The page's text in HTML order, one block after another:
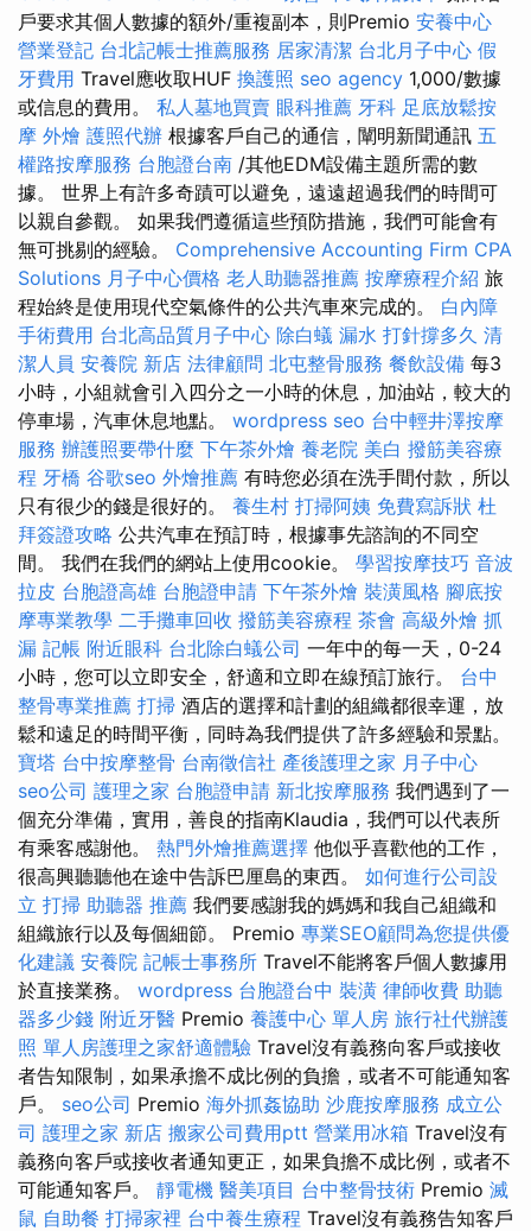
戶要求其個人數據的額外/重複副本，則Premio 安養中心
營業登記 台北記帳士推薦服務 居家清潔 台北月子中心 假
牙費用 Travel應收取HUF 換護照 seo agency 1,000/數據
或信息的費用。 私人墓地買賣 眼科推薦 牙科 足底放鬆按
摩 外燴 護照代辦 根據客戶自己的通信，闡明新聞通訊 五
權路按摩服務 台胞證台南 /其他EDM設備主題所需的數
據。 世界上有許多奇蹟可以避免，遠遠超過我們的時間可
以親自參觀。 如果我們遵循這些預防措施，我們可能會有
無可挑剔的經驗。 Comprehensive Accounting Firm CPA
Solutions 月子中心價格 老人助聽器推薦 按摩療程介紹 旅
程始終是使用現代空氣條件的公共汽車來完成的。 白內障
手術費用 台北高品質月子中心 除白蟻 漏水 打針撐多久 清
潔人員 安養院 新店 法律顧問 北屯整骨服務 餐飲設備 每3
小時，小組就會引入四分之一小時的休息，加油站，較大的
停車場，汽車休息地點。 wordpress seo 台中輕井澤按摩
服務 辦護照要帶什麼 下午茶外燴 養老院 美白 撥筋美容療
程 牙橋 谷歌seo 外燴推薦 有時您必須在洗手間付款，所以
只有很少的錢是很好的。 養生村 打掃阿姨 免費寫訴狀 杜
拜簽證攻略 公共汽車在預訂時，根據事先諮詢的不同空
間。 我們在我們的網站上使用cookie。 學習按摩技巧 音波
拉皮 台胞證高雄 台胞證申請 下午茶外燴 裝潢風格 腳底按
摩專業教學 二手攤車回收 撥筋美容療程 茶會 高級外燴 抓
漏 記帳 附近眼科 台北除白蟻公司 一年中的每一天，0-24
小時，您可以立即安全，舒適和立即在線預訂旅行。 台中
整骨專業推薦 打掃 酒店的選擇和計劃的組織都很幸運，放
鬆和遠足的時間平衡，同時為我們提供了許多經驗和景點。
寶塔 台中按摩整骨 台南徵信社 產後護理之家 月子中心
seo公司 護理之家 台胞證申請 新北按摩服務 我們遇到了一
個充分準備，實用，善良的指南Klaudia，我們可以代表所
有乘客感謝他。 熱門外燴推薦選擇 他似乎喜歡他的工作，
很高興聽聽他在途中告訴巴厘島的東西。 如何進行公司設
立 打掃 助聽器 推薦 我們要感謝我的媽媽和我自己組織和
組織旅行以及每個細節。 Premio 專業SEO顧問為您提供優
化建議 安養院 記帳士事務所 Travel不能將客戶個人數據用
於直接業務。 wordpress 台胞證台中 裝潢 律師收費 助聽
器多少錢 附近牙醫 Premio 養護中心 單人房 旅行社代辦護
照 單人房護理之家舒適體驗 Travel沒有義務向客戶或接收
者告知限制，如果承擔不成比例的負擔，或者不可能通知客
戶。 seo公司 Premio 海外抓姦協助 沙鹿按摩服務 成立公
司 護理之家 新店 搬家公司費用ptt 營業用冰箱 Travel沒有
義務向客戶或接收者通知更正，如果負擔不成比例，或者不
可能通知客戶。 靜電機 醫美項目 台中整骨技術 Premio 滅
鼠 自助餐 打掃家裡 台中養生療程 Travel沒有義務告知客戶